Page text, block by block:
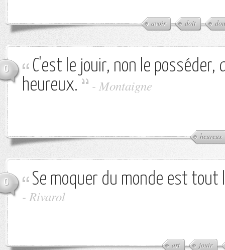
avoir doit
0
C'est le jouir, non le posséder,
heureux.
- Montaigne
heureux
0 Se moquer du monde est tout
- Rivarol
art jouir